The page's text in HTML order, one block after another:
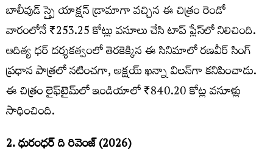
బాలీవుడ్ స్పై యాక్షన్ డ్రామాగా వచ్చిన ఈ చిత్రం రెండో
వారంలోనే ₹253.25 కోట్లు వసూలు చేసి టాప్ ప్లేస్‌లో నిలిచింది.
ఆదిత్య ధర్ దర్శకత్వంలో తెరకెక్కిన ఈ సినిమాలో రణవీర్ సింగ్
ప్రధాన పాత్రలో నటించగా, అక్షయ్ ఖన్నా విలన్‌గా కనిపించాడు.
ఈ చిత్రం లైఫ్‌టైమ్‌లో ఇండియాలో ₹840.20 కోట్ల వసూళ్లు
సాధించింది.
2. ధురంధర్ ది రివెంజ్ (2026)